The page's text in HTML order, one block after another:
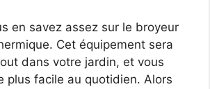
en savez assez sur le broyeur
Cet équipement sera
dans votre jardin, et vous
plus facile au quotidien. Alors